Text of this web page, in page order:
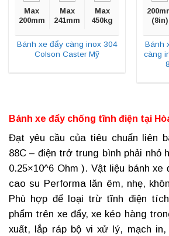
Max
200mm
Max
241mm
Max
450kg
Bánh xe đẩy càng inox 304
Colson Caster Mỹ
(8in)
Bánh
càng
Bánh xe đẩy chống tĩnh điện tại
Đạt yêu cầu của tiêu chuẩn liên
88C – điện trở trung bình phải nhỏ
0.25×10^6 Ohm ). Vật liệu bánh xe
cao su Performa lăn êm, nhẹ,
Phù hợp để loại trừ tĩnh điện
phẩm trên xe đẩy, xe kéo hàng
xuất, lắp ráp bộ vi xử lý, mạch